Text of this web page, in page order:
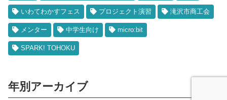
いわてわかすフェス プロジェクト演習 滝沢市商工会
メンター 中学生向け micro:bit
SPARK! TOHOKU
年別アーカイブ